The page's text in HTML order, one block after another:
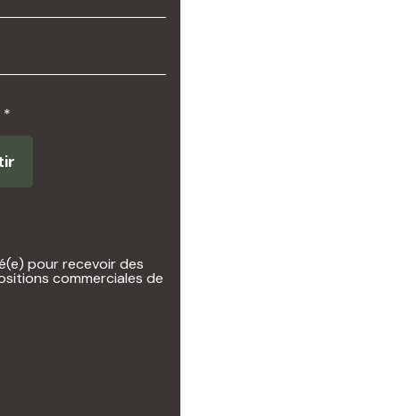
*
pour recevoir des
commerciales de